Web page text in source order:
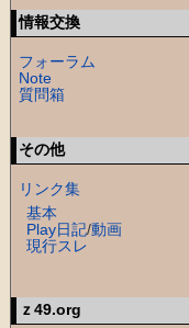
情報交換
フォーラム
Note
質問箱
その他
リンク集
基本
Play日記/動画
現行スレ
ｚ49.org